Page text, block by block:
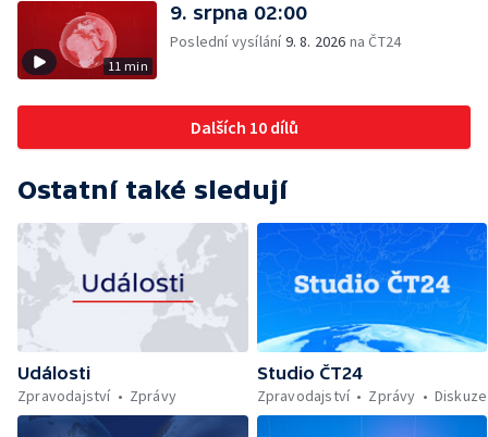
11 min
9. srpna 02:00
Poslední vysílání9. 8. 2026 na ČT24
Dalších 10 dílů
Ostatní také sledují
Události
Zpravodajství
Zprávy
Studio ČT24
Zpravodajství
Zprávy Diskuze